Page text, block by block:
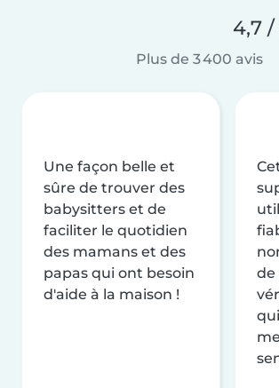
4,7 /
Plus de 3 400 avis
Une façon belle et
sûre de trouver des
babysitters et de
faciliter le quotidien
des mamans et des
papas qui ont besoin
d'aide à la maison !
de